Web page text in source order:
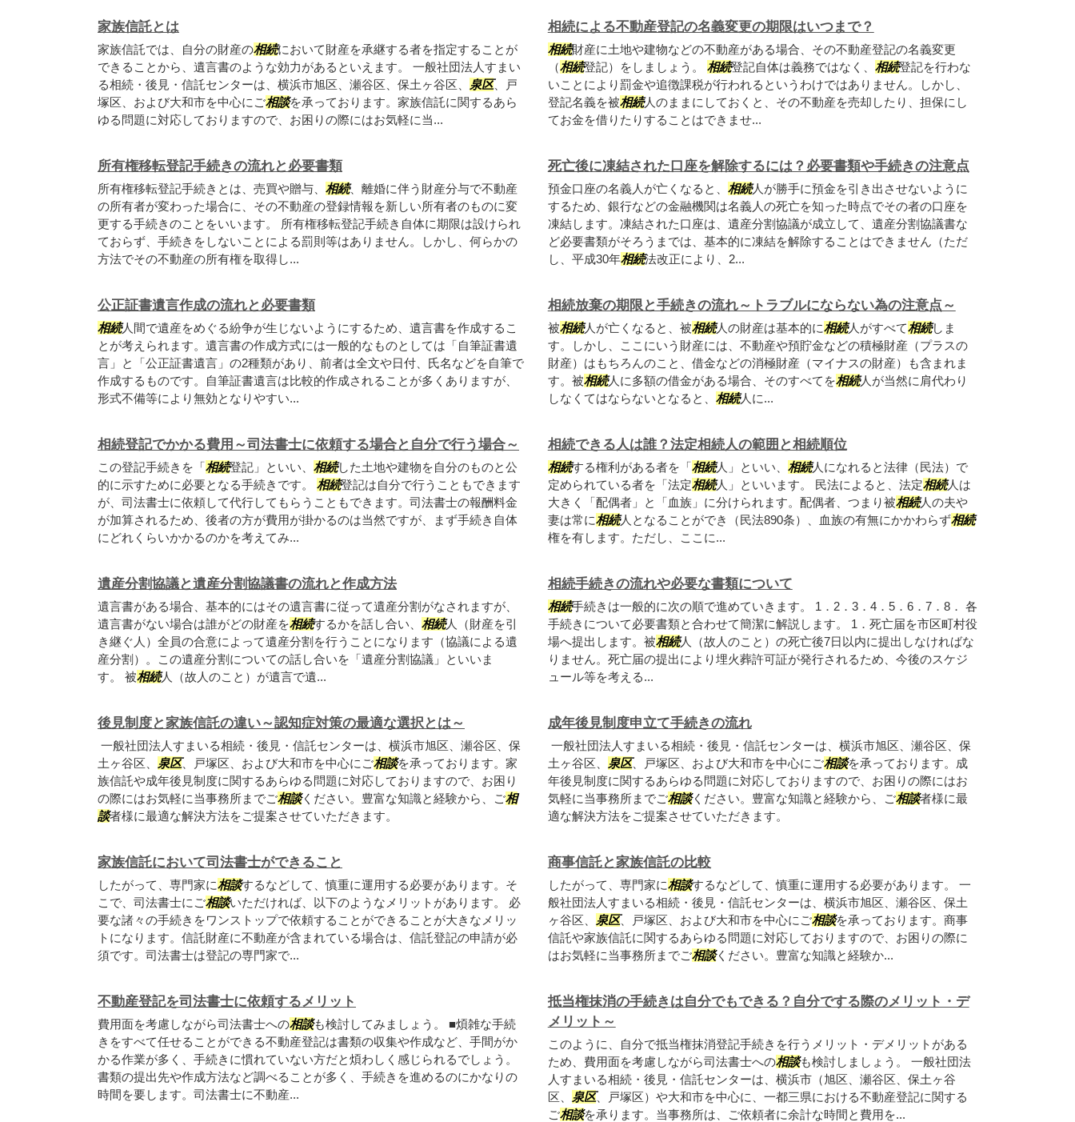
家族信託とは
家族信託では、自分の財産の相続において財産を承継する者を指定することが
できることから、遺言書のような効力があるといえます。 一般社団法人すまい
る相続・後見・信託センターは、横浜市旭区、瀬谷区、保土ヶ谷区、
泉区、戸
塚区、および大和市を中心にご相談を承っております。家族信託に関するあら
ゆる問題に対応しておりますので、お困りの際にはお気軽に当...
相続による不動産登記の名義変更の期限はいつまで？
相続財産に土地や建物などの不動産がある場合、その不動産登記の名義変更
（相続登記）をしましょう。 相続登記自体は義務ではなく、 相続登記を行わな
いことにより罰金や追徴課税が行われるというわけではありません。しかし、
登記名義を被相続人のままにしておくと、その不動産を売却したり、担保にし
てお金を借りたりすることはできませ...
所有権移転登記手続きの流れと必要書類
所有権移転登記手続きとは、売買や贈与、 相続、離婚に伴う財産分与で不動産
の所有者が変わった場合に、その不動産の登録情報を新しい所有者のものに変
更する手続きのことをいいます。 所有権移転登記手続き自体に期限は設けられ
ておらず、手続きをしないことによる罰則等はありません。しかし、何らかの
方法でその不動産の所有権を取得し...
死亡後に凍結された口座を解除するには？必要書類や手続きの注意点
預金口座の名義人が亡くなると、 相続人が勝手に預金を引き出させないように
するため、銀行などの金融機関は名義人の死亡を知った時点でその者の口座を
凍結します。凍結された口座は、遺産分割協議が成立して、遺産分割協議書な
ど必要書類がそろうまでは、基本的に凍結を解除することはできません（ただ
し、平成30年相続法改正により、2...
公正証書遺言作成の流れと必要書類
相続人間で遺産をめぐる紛争が生じないようにするため、遺言書を作成するこ
とが考えられます。遺言書の作成方式には一般的なものとしては「自筆証書遺
言」と「公正証書遺言」の2種類があり、前者は全文や日付、氏名などを自筆で
作成するものです。自筆証書遺言は比較的作成されることが多くありますが、
形式不備等により無効となりやすい...
相続放棄の期限と手続きの流れ～トラブルにならない為の注意点～
被相続人が亡くなると、被相続人の財産は基本的に相続人がすべて相続しま
す。しかし、ここにいう財産には、不動産や預貯金などの積極財産（プラスの
財産）はもちろんのこと、借金などの消極財産（マイナスの財産）も含まれま
す。被相続人に多額の借金がある場合、そのすべてを相続人が当然に肩代わり
しなくてはならないとなると、 相続人に...
相続登記でかかる費用～司法書士に依頼する場合と自分で行う場合～
この登記手続きを「相続登記」といい、 相続した土地や建物を自分のものと公
的に示すために必要となる手続きです。 相続登記は自分で行うこともできます
が、司法書士に依頼して代行してもらうこともできます。司法書士の報酬料金
が加算されるため、後者の方が費用が掛かるのは当然ですが、まず手続き自体
にどれくらいかかるのかを考えてみ...
相続できる人は誰？法定相続人の範囲と相続順位
相続する権利がある者を「相続人」といい、 相続人になれると法律（民法）で
定められている者を「法定相続人」といいます。 民法によると、法定相続人は
大きく「配偶者」と「血族」に分けられます。配偶者、つまり被相続人の夫や
妻は常に相続人となることができ（民法890条）、血族の有無にかかわらず相続
権を有します。ただし、ここに...
遺産分割協議と遺産分割協議書の流れと作成方法
遺言書がある場合、基本的にはその遺言書に従って遺産分割がなされますが、
遺言書がない場合は誰がどの財産を相続するかを話し合い、 相続人（財産を引
き継ぐ人）全員の合意によって遺産分割を行うことになります（協議による遺
産分割）。この遺産分割についての話し合いを「遺産分割協議」といいま
す。 被相続人（故人のこと）が遺言で遺...
相続手続きの流れや必要な書類について
相続手続きは一般的に次の順で進めていきます。 1．2．3．4．5．6．7．8． 各
手続きについて必要書類と合わせて簡潔に解説します。 1．死亡届を市区町村役
場へ提出します。被相続人（故人のこと）の死亡後7日以内に提出しなければな
りません。死亡届の提出により埋火葬許可証が発行されるため、今後のスケジ
ュール等を考える...
後見制度と家族信託の違い～認知症対策の最適な選択とは～
一般社団法人すまいる相続・後見・信託センターは、横浜市旭区、瀬谷区、保
土ヶ谷区、
泉区、戸塚区、および大和市を中心にご相談を承っております。家
族信託や成年後見制度に関するあらゆる問題に対応しておりますので、お困り
の際にはお気軽に当事務所までご相談ください。豊富な知識と経験から、ご相
談者様に最適な解決方法をご提案させていただきます。
成年後見制度申立て手続きの流れ
一般社団法人すまいる相続・後見・信託センターは、横浜市旭区、瀬谷区、保
土ヶ谷区、
泉区、戸塚区、および大和市を中心にご相談を承っております。成
年後見制度に関するあらゆる問題に対応しておりますので、お困りの際にはお
気軽に当事務所までご相談ください。豊富な知識と経験から、ご相談者様に最
適な解決方法をご提案させていただきます。
家族信託において司法書士ができること
したがって、専門家に相談するなどして、慎重に運用する必要があります。そ
こで、司法書士にご相談いただければ、以下のようなメリットがあります。 必
要な諸々の手続きをワンストップで依頼することができることが大きなメリッ
トになります。信託財産に不動産が含まれている場合は、信託登記の申請が必
須です。司法書士は登記の専門家で...
商事信託と家族信託の比較
したがって、専門家に相談するなどして、慎重に運用する必要があります。 一
般社団法人すまいる相続・後見・信託センターは、横浜市旭区、瀬谷区、保土
ヶ谷区、
泉区、戸塚区、および大和市を中心にご相談を承っております。商事
信託や家族信託に関するあらゆる問題に対応しておりますので、お困りの際に
はお気軽に当事務所までご相談ください。豊富な知識と経験か...
不動産登記を司法書士に依頼するメリット
費用面を考慮しながら司法書士への相談も検討してみましょう。 ■煩雑な手続
きをすべて任せることができる不動産登記は書類の収集や作成など、手間がか
かる作業が多く、手続きに慣れていない方だと煩わしく感じられるでしょう。
書類の提出先や作成方法など調べることが多く、手続きを進めるのにかなりの
時間を要します。司法書士に不動産...
抵当権抹消の手続きは自分でもできる？自分でする際のメリット・デ
メリット～
このように、自分で抵当権抹消登記手続きを行うメリット・デメリットがある
ため、費用面を考慮しながら司法書士への相談も検討しましょう。 一般社団法
人すまいる相続・後見・信託センターは、横浜市（旭区、瀬谷区、保土ヶ谷
区、
泉区、戸塚区）や大和市を中心に、一都三県における不動産登記に関する
ご相談を承ります。当事務所は、ご依頼者に余計な時間と費用を...